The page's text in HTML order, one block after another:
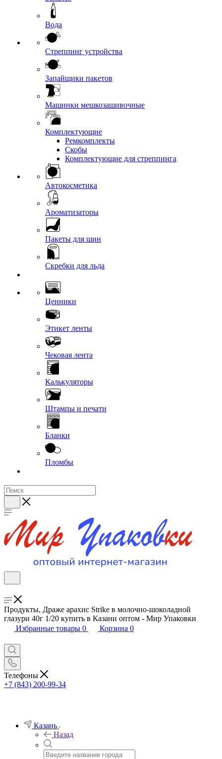
Вода
Стреппинг устройства
Запайщики пакетов
Машинки мешкозашивочные
Комплектующие
Ремкомплекты
Скобы
Комплектующие для стреппинга
Автокосметика
Ароматизаторы
Пакеты для шин
Скребки для льда
Ценники
Этикет ленты
Чековая лента
Калькуляторы
Штампы и печати
Бланки
Пломбы
Продукты, Драже арахис Strike в молочно-шоколадной
глазури 40г 1/20 купить в Казани оптом - Мир Упаковки
Избранные товары 0 Корзина 0
Телефоны
+7 (843) 200-99-34
Казань
Назад